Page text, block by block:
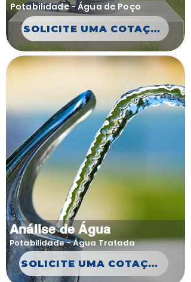
Potabilidade - Água de Poço
SOLICITE UMA COTAÇÃO
Potabilidade - Água Tratada
SOLICITE UMA COTAÇÃO
Análise de Água